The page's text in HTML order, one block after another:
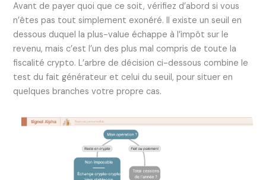
Avant de payer quoi que ce soit, vérifiez d’abord si vous
n’êtes pas tout simplement exonéré. Il existe un seuil en
dessous duquel la plus-value échappe à l’impôt sur le
revenu, mais c’est l’un des plus mal compris de toute la
fiscalité crypto. L’arbre de décision ci-dessous combine le
test du fait générateur et celui du seuil, pour situer en
quelques branches votre propre cas.